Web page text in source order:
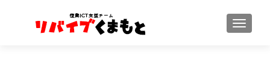
ナビゲ